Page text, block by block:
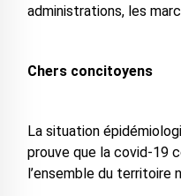
administrations, les
Chers concitoyens
La situation
prouve que la covid-19
l’ensemble du territoire